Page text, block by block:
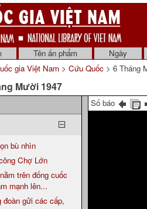
Tên ấn phẩm
Ngày
gia Việt Nam > Cứu Quốc > 6 Tháng
Mười 1947
bù nhìn
Chợ Lớn
trên đống cuốc
mạnh lên...
đoàn gửi các cấp,
Số báo